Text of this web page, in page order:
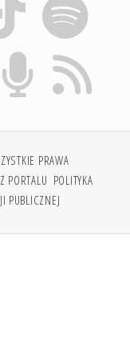
PRAWA
PORTALU POLITYKA
PUBLICZNEJ